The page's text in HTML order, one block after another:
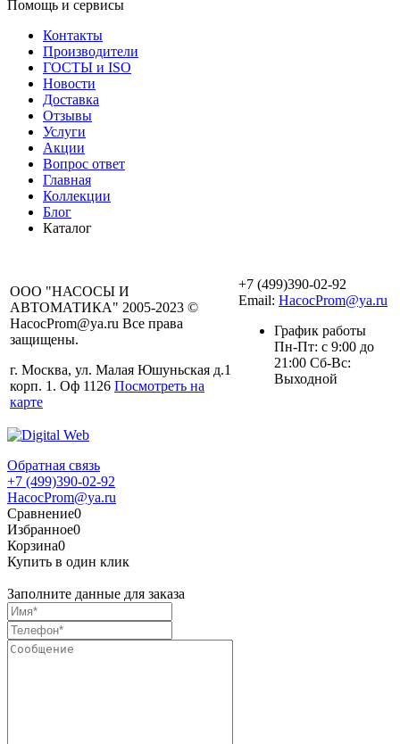
Помощь и сервисы
Контакты
Производители
ГОСТЫ и ISO
Новости
Доставка
Отзывы
Услуги
Акции
Вопрос ответ
Главная
Коллекции
Блог
Каталог
ООО "НАСОСЫ И
АВТОМАТИКА" 2005-2023 ©
HacocProm@ya.ru Все права
защищены.
г. Москва, ул. Малая Юшуньская д.1
корп. 1. Оф 1126 Посмотреть на
карте
+7 (499)390-02-92
Email: HacocProm@ya.ru
График работы
Пн-Пт: с 9:00 до
21:00 Сб-Вс:
Выходной
Обратная связь
+7 (499)390-02-92
HacocProm@ya.ru
Сравнение0
Избранное0
Корзина0
Купить в один клик
Заполните данные для заказа